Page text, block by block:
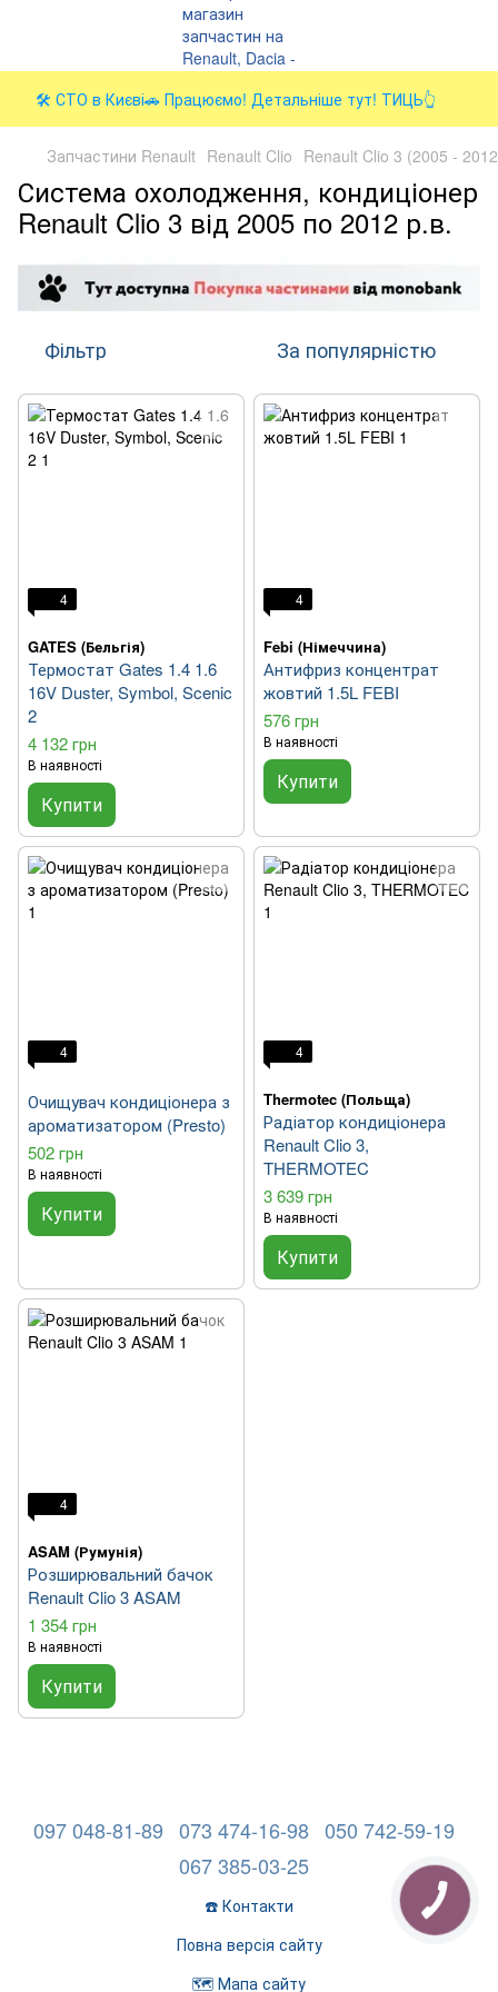
🛠️ СТО в Києві🚗 Працюємо! Детальніше тут! ТИЦЬ👆
Запчастини Renault Renault Clio Renault Clio 3 (2005 -
Система охолодження, кондиціонер
Renault Clio 3 від 2005 по 2012 р.в.
Фільтр За популярністю
4
GATES (Бельгія)
Термостат Gates 1.4 1.6
16V Duster, Symbol, Scenic
2
4 132 грн
В наявності
Купити
4
Febi (Німеччина)
Антифриз концентрат
жовтий 1.5L FEBI
576 грн
В наявності
Купити
4
Очищувач кондиціонера з
ароматизатором (Presto)
502 грн
В наявності
Купити
4
Thermotec (Польща)
Радіатор кондиціонера
Renault Clio 3,
THERMOTEC
3 639 грн
В наявності
Купити
4
ASAM (Румунія)
Розширювальний бачок
Renault Clio 3 ASAM
1 354 грн
В наявності
Купити
097 048-81-89 073 474-16-98 050 742-59-19
067 385-03-25
☎️ Контакти
Повна версія сайту
🗺️ Мапа сайту